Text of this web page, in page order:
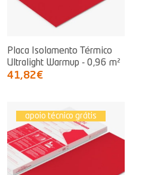
Placa Isolamento Térmico
Ultralight Warmup - 0,96 m²
41,82€
apoio técnico grátis